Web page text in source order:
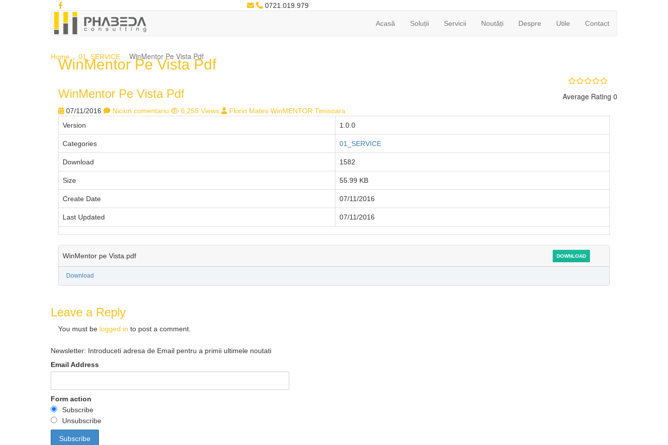
0721.019.979
Acasă Soluții Servicii Noutăți Despre Utile Contact
WinMentor Pe Vista Pdf
Home 01_SERVICE WinMentor Pe Vista Pdf
WinMentor Pe Vista Pdf
2
Average Rating 0
07/11/2016 Niciun comentariu 6,255 Views
Florin Mates WinMENTOR Timisoara
Version
1.0.0
Categories 01_SERVICE
Download 1582
Size 55.99 KB
Create Date 07/11/2016
Last Updated 07/11/2016
WinMentor pe Vista.pdf DOWNLOAD
Download
Leave a Reply
You must be logged in to post a comment.
Newsletter: Introduceti adresa de Email pentru a primii ultimele noutati
Email Address
Form action
Subscribe
Unsubscribe